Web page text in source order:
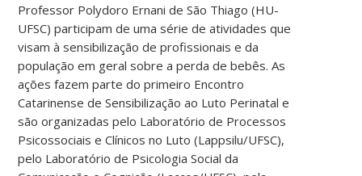
Professor Polydoro Ernani de São Thiago (HU-
UFSC) participam de uma série de atividades que
visam à sensibilização de profissionais e da
população em geral sobre a perda de bebês. As
ações fazem parte do primeiro Encontro
Catarinense de Sensibilização ao Luto Perinatal e
são organizadas pelo Laboratório de Processos
Psicossociais e Clínicos no Luto (Lappsilu/UFSC),
pelo Laboratório de Psicologia Social da